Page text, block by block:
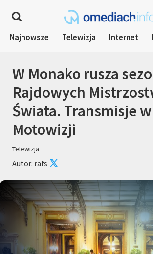
Najnowsze Telewizja Internet
W Monako rusza
Rajdowych
Świata. Transmisje w
Motowizji
Telewizja
Autor: rafs